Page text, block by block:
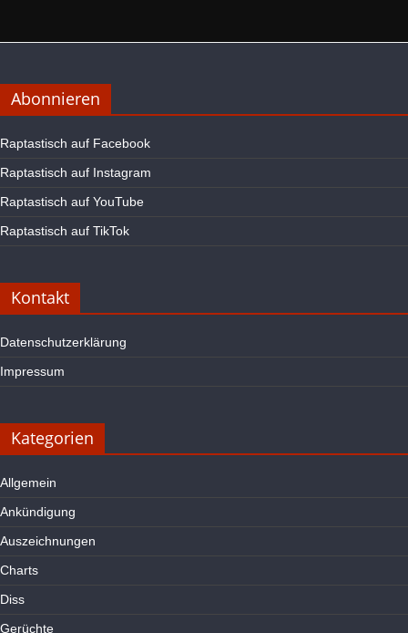
Abonnieren
Raptastisch auf Facebook
Raptastisch auf Instagram
Raptastisch auf YouTube
Raptastisch auf TikTok
Kontakt
Datenschutzerklärung
Impressum
Kategorien
Allgemein
Ankündigung
Auszeichnungen
Charts
Diss
Gerüchte